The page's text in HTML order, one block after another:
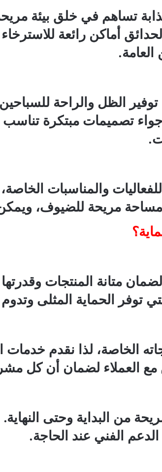
تساهم في خلق بيئة
أماكن رائعة
العامة.
الظل والراحة
تصميمات مبتكرة تناسب
والمناسبات الخاصة،
مريحة للضيوف،
متانة المنتجات
توفر الحماية المثلى
الخاصة، لذا نقدم خدمات
العملاء لضمان أن كل
من البداية وحتى
الفني عند الحاجة.